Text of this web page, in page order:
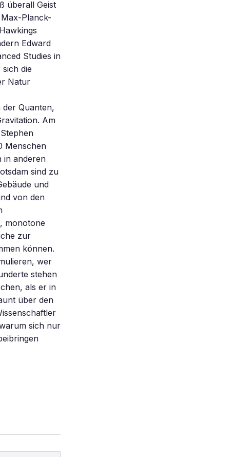
überall Geist
Planck-
Edward
Studies in
die
Natur
Quanten,
Am
Menschen
in anderen
sind zu
und
von den
monotone
zur
können.
wer
stehen
als er in
über den
sich nur